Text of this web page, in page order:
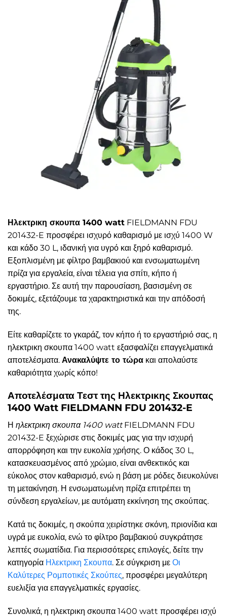
Ηλεκτρικη σκουπα 1400 watt FIELDMANN FDU
201432-E προσφέρει ισχυρό καθαρισμό με ισχύ 1400 W
και κάδο 30 L, ιδανική για υγρό και ξηρό καθαρισμό.
Εξοπλισμένη με φίλτρο βαμβακιού και ενσωματωμένη
πρίζα για εργαλεία, είναι τέλεια για σπίτι, κήπο ή
εργαστήριο. Σε αυτή την παρουσίαση, βασισμένη σε
δοκιμές, εξετάζουμε τα χαρακτηριστικά και την απόδοσή
της.
Είτε καθαρίζετε το γκαράζ, τον κήπο ή το εργαστήριό σας, η
ηλεκτρικη σκουπα 1400 watt εξασφαλίζει επαγγελματικά
αποτελέσματα. Ανακαλύψτε το τώρα και απολαύστε
καθαριότητα χωρίς κόπο!
Αποτελέσματα Τεστ της Ηλεκτρικης Σκουπας
1400 Watt FIELDMANN FDU 201432-E
Η ηλεκτρικη σκουπα 1400 wattFIELDMANN FDU
201432-E ξεχώρισε στις δοκιμές μας για την ισχυρή
απορρόφηση και την ευκολία χρήσης. Ο κάδος 30 L,
κατασκευασμένος από χρώμιο, είναι ανθεκτικός και
εύκολος στον καθαρισμό, ενώ η βάση με ρόδες διευκολύνει
τη μετακίνηση. Η ενσωματωμένη πρίζα επιτρέπει τη
σύνδεση εργαλείων, με αυτόματη εκκίνηση της σκούπας.
Κατά τις δοκιμές, η σκούπα χειρίστηκε σκόνη, πριονίδια και
υγρά με ευκολία, ενώ το φίλτρο βαμβακιού συγκράτησε
λεπτές σωματίδια. Για περισσότερες επιλογές, δείτε την
κατηγορία Ηλεκτρικη Σκουπα. Σε σύγκριση με Οι
Καλύτερες Ρομποτικές Σκούπες, προσφέρει μεγαλύτερη
ευελιξία για επαγγελματικές εργασίες.
Συνολικά, η ηλεκτρικη σκουπα 1400 watt προσφέρει ισχύ